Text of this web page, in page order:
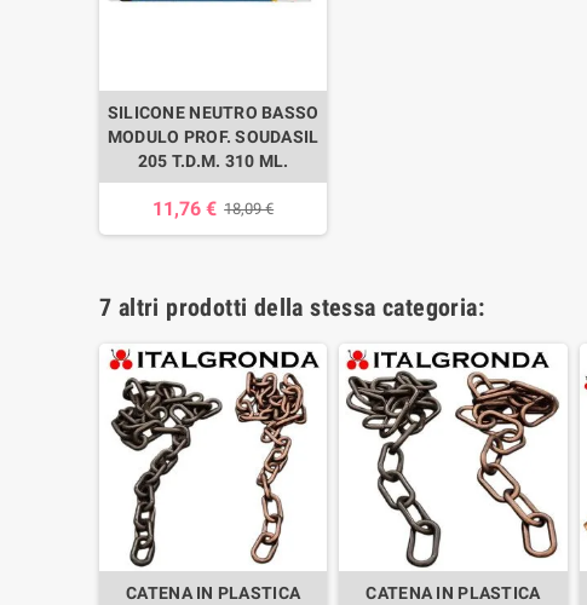
SILICONE NEUTRO BASSO
MODULO PROF. SOUDASIL
205 T.D.M. 310 ML.
11,76 € 18,09 €
7 altri prodotti della stessa categoria:
CATENA IN PLASTICA
CATENA IN PLASTICA